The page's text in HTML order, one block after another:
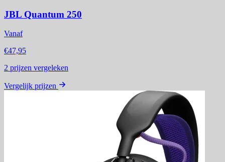
JBL Quantum 250
Vanaf
€47,95
2 prijzen vergeleken
Vergelijk prijzen